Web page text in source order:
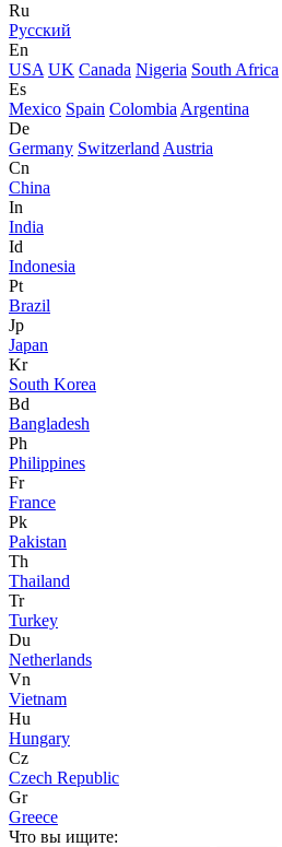
Ru
Русский
En
USA UK Canada Nigeria South Africa
Es
Mexico Spain Colombia Argentina
De
Germany Switzerland Austria
Cn
China
In
India
Id
Indonesia
Pt
Brazil
Jp
Japan
Kr
South Korea
Bd
Bangladesh
Ph
Philippines
Fr
France
Pk
Pakistan
Th
Thailand
Tr
Turkey
Du
Netherlands
Vn
Vietnam
Hu
Hungary
Cz
Czech Republic
Gr
Greece
Что вы ищите: